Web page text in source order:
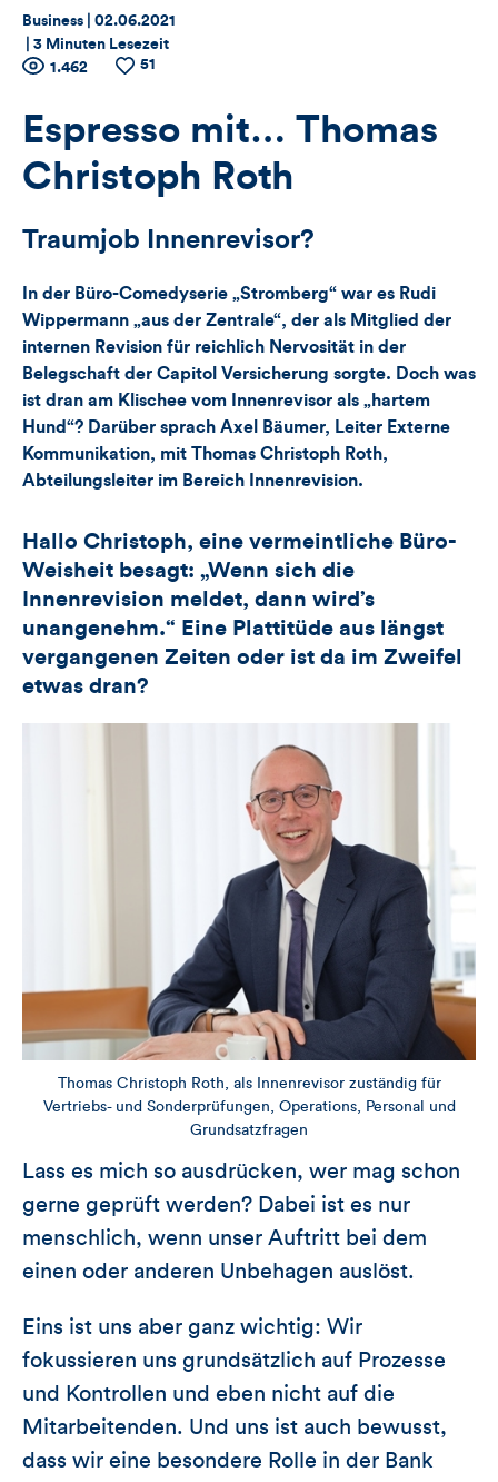
Thema:
Business | Datum:
02.06.2021
3 Minuten Lesezeit
Zähler
für
Views,
Likes
Kommentare
dieses
Artikels
Anzahl
Views
1.462
Anzahl
51
Espresso mit… Thomas
Christoph Roth
Traumjob Innenrevisor?
In der Büro-Comedyserie „Stromberg“ war es Rudi
Wippermann „aus der Zentrale“, der als Mitglied der
internen Revision für reichlich Nervosität in der
Belegschaft der Capitol Versicherung sorgte. Doch was
ist dran am Klischee vom Innenrevisor als „hartem
Hund“? Darüber sprach Axel Bäumer, Leiter Externe
Kommunikation, mit Thomas Christoph Roth,
Abteilungsleiter im Bereich Innenrevision.
Hallo Christoph, eine vermeintliche Büro-
Weisheit besagt: „Wenn sich die
Innenrevision meldet, dann wird’s
unangenehm.“ Eine Plattitüde aus längst
vergangenen Zeiten oder ist da im Zweifel
etwas dran?
Thomas Christoph Roth, als Innenrevisor zuständig für
Vertriebs- und Sonderprüfungen, Operations, Personal und
Grundsatzfragen
Lass es mich so ausdrücken, wer mag schon
gerne geprüft werden? Dabei ist es nur
menschlich, wenn unser Auftritt bei dem
einen oder anderen Unbehagen auslöst.
Eins ist uns aber ganz wichtig: Wir
fokussieren uns grundsätzlich auf Prozesse
und Kontrollen und eben nicht auf die
Mitarbeitenden. Und uns ist auch bewusst,
dass wir eine besondere Rolle in der Bank